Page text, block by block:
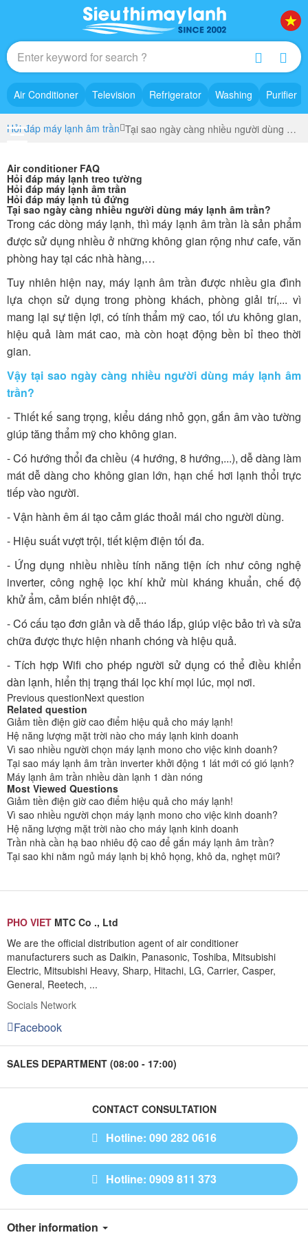
Air Conditioner Television Refrigerator Washing Purifier
Hỏi đáp máy lạnh âm trần Tại sao ngày càng nhiều người dùng máy lạnh âm trần?
Air conditioner FAQ
Hỏi đáp máy lạnh treo tường
Hỏi đáp máy lạnh âm trần
Hỏi đáp máy lạnh tủ đứng
Tại sao ngày càng nhiều người dùng máy lạnh âm trần?
Trong các dòng máy lạnh, thì máy lạnh âm trần là sản phẩm
được sử dụng nhiều ở những không gian rộng như cafe, văn
phòng hay tại các nhà hàng,…
Tuy nhiên hiện nay, máy lạnh âm trần được nhiều gia đình
lựa chọn sử dụng trong phòng khách, phòng giải trí,... vì
mang lại sự tiện lợi, có tính thẩm mỹ cao, tối ưu không gian,
hiệu quả làm mát cao, mà còn hoạt động bền bỉ theo thời
gian.
Vậy tại sao ngày càng nhiều người dùng máy lạnh âm
trần?
- Thiết kế sang trọng, kiểu dáng nhỏ gọn, gắn âm vào tường
giúp tăng thẩm mỹ cho không gian.
- Có hướng thổi đa chiều (4 hướng, 8 hướng,...), dễ dàng làm
mát dễ dàng cho không gian lớn, hạn chế hơi lạnh thổi trực
tiếp vào người.
- Vận hành êm ái tạo cảm giác thoải mái cho người dùng.
- Hiệu suất vượt trội, tiết kiệm điện tối đa.
- Ứng dụng nhiều nhiều tính năng tiện ích như công nghệ
inverter, công nghệ lọc khí khử mùi kháng khuẩn, chế độ
khử ẩm, cảm biến nhiệt độ,...
- Có cấu tạo đơn giản và dễ tháo lắp, giúp việc bảo trì và sửa
chữa được thực hiện nhanh chóng và hiệu quả.
- Tích hợp Wifi cho phép người sử dụng có thể điều khiển
dàn lạnh, hiển thị trạng thái lọc khí mọi lúc, mọi nơi.
Previous questionNext question
Related question
Giảm tiền điện giờ cao điểm hiệu quả cho máy lạnh!
Hệ năng lượng mặt trời nào cho máy lạnh kinh doanh
Vì sao nhiều người chọn máy lạnh mono cho việc kinh doanh?
Tại sao máy lạnh âm trần inverter khởi động 1 lát mới có gió lạnh?
Máy lạnh âm trần nhiều dàn lạnh 1 dàn nóng
Most Viewed Questions
Giảm tiền điện giờ cao điểm hiệu quả cho máy lạnh!
Vì sao nhiều người chọn máy lạnh mono cho việc kinh doanh?
Hệ năng lượng mặt trời nào cho máy lạnh kinh doanh
Trần nhà cần hạ bao nhiêu độ cao để gắn máy lạnh âm trần?
Tại sao khi nằm ngủ máy lạnh bị khô họng, khô da, nghẹt mũi?
PHO VIET MTC Co ., Ltd
We are the official distribution agent of air conditioner
manufacturers such as Daikin, Panasonic, Toshiba, Mitsubishi
Electric, Mitsubishi Heavy, Sharp, Hitachi, LG, Carrier, Casper,
General, Reetech, ...
Socials Network
Facebook
SALES DEPARTMENT (08:00 - 17:00)
CONTACT CONSULTATION
Hotline: 090 282 0616
Hotline: 0909 811 373
Other information